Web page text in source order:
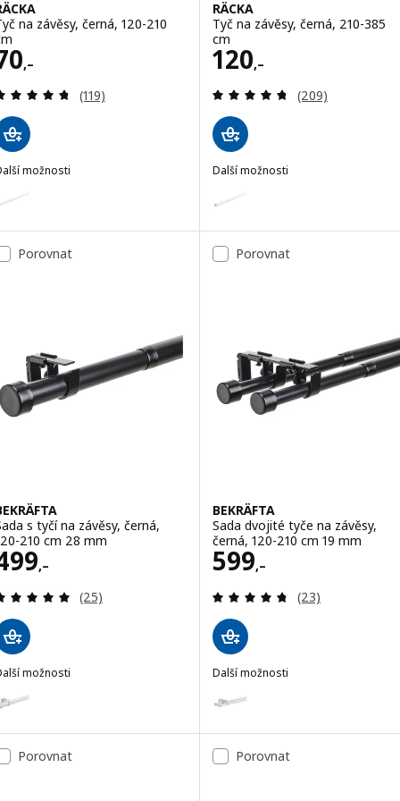
na závěsy, černá, 120-210
,– 70,–
Recenze: 4.7 z 5 hvězdy. Celkem recenzí:
(119)
možnosti
RÄCKA
Tyč na závěsy, černá, 210-385
cm
120,–
Cena 120,–
Recenze: 4.7 z
(209)
Další možnosti
Porovnat
s tyčí na závěsy, černá,
210 cm 28 mm
,– 499,–
Recenze: 4.9 z 5 hvězdy. Celkem recenzí:
(25)
možnosti
BEKRÄFTA, Sada s tyčí na závěsy, bílá, 120-210 cm 28 mm
Porovnat
BEKRÄFTA
Sada dvojité tyče na závěsy,
černá, 120-210 cm 19 mm
599,–
Cena 599,–
Recenze: 4.7 z
(23)
Další možnosti
Porovnat Porovnat